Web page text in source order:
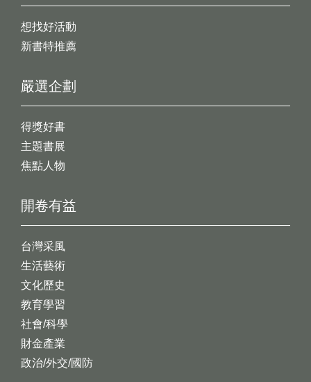
想找好活動
新書特推薦
開卷有益
台灣采風
生活藝術
文化歷史
教育學習
社會/科學
財金產業
政治/外交/國防
嚴選企劃
得獎好書
主題書展
焦點人物